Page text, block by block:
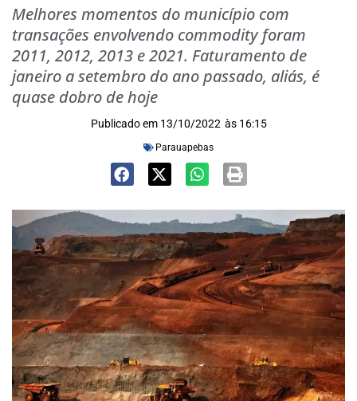
Melhores momentos do município com
transações envolvendo commodity foram
2011, 2012, 2013 e 2021. Faturamento de
janeiro a setembro do ano passado, aliás, é
quase dobro de hoje
Publicado em 13/10/2022 às 16:15
Parauapebas